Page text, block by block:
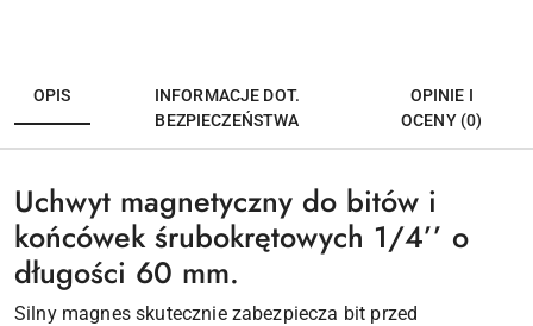
OPIS
INFORMACJE DOT.
BEZPIECZEŃSTWA
OPINIE I
OCENY (0)
Uchwyt magnetyczny do bitów i
końcówek śrubokrętowych 1/4’’ o
długości 60 mm.
Silny magnes skutecznie zabezpiecza bit przed